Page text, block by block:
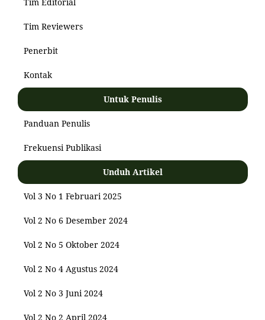
Tim Editorial
Tim Reviewers
Penerbit
Kontak
Untuk Penulis
Panduan Penulis
Frekuensi Publikasi
Unduh Artikel
Vol 3 No 1 Februari 2025
Vol 2 No 6 Desember 2024
Vol 2 No 5 Oktober 2024
Vol 2 No 4 Agustus 2024
Vol 2 No 3 Juni 2024
Vol 2 No 2 April 2024